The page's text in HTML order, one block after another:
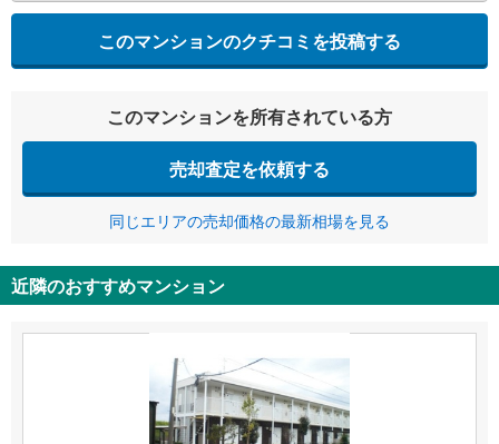
このマンションのクチコミを投稿する
このマンションを所有されている方
売却査定を依頼する
同じエリアの売却価格の最新相場を見る
近隣のおすすめマンション